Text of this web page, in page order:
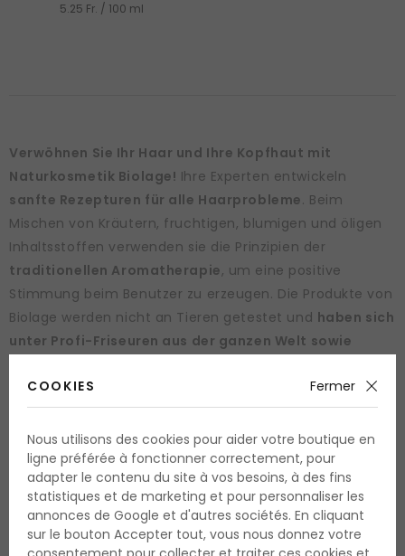
5.25 Fr. / 100 ml
Verwöhnen Sie Ihr Haar und Ihre Kopfhaut mit
Naturkosmetik Biolage! Ihre Experten entwickeln
sanfte Rezepturen für alle Haarprobleme. Beim
Mischen von Kräutern, fruchtigen, blumigen und öligen
Inhaltsstoffen verwenden sie die Prinzipien der
traditionellen Aromatherapie, um eine positive
Stimmung beim Benutzer zu erzeugen. Die Produkte von
Biolage werden nicht an Tieren getestet und haben sich
unter Profi-Friseuren aus der ganzen Welt sowie
bestimmt auch lieben.
Biolage: Für natürlich schönes
Haar
Die Marke Biolage wurde im Jahr 1990 auf Initiative des
Friseurs und Unternehmers Arnie Miller alsNaturlinie
COOKIES Fermer
Nous utilisons des cookies pour aider votre boutique en
ligne préférée à fonctionner correctement, pour
adapter le contenu du site à vos besoins, à des fins
statistiques et de marketing et pour personnaliser les
annonces de Google et d'autres sociétés. En cliquant
sur le bouton Accepter tout, vous nous donnez votre